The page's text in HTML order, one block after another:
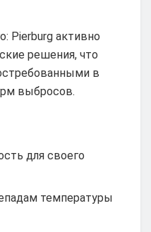
Pierburg активно
решения, что
в
выбросов.
для своего
температуры